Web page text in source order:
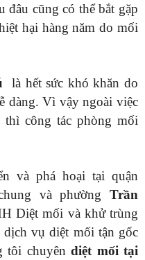
cũng có thể bắt gặp
hại hàng năm do mối
là hết sức khó khăn do
dàng. Vì vậy ngoài việc
công tác phòng mối
và phá hoại tại quận
và phường Trần
Diệt mối và khử trùng
dịch vụ diệt mối tận gốc
tôi chuyên diệt mối tại